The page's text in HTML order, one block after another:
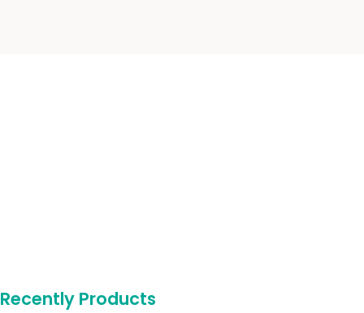
Recently Products